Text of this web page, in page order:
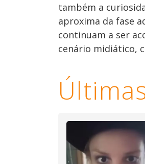
também a
aproxima da fase
continuam a ser
cenário midiático,